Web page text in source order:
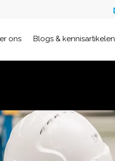
ons Blogs & kennisartikelen